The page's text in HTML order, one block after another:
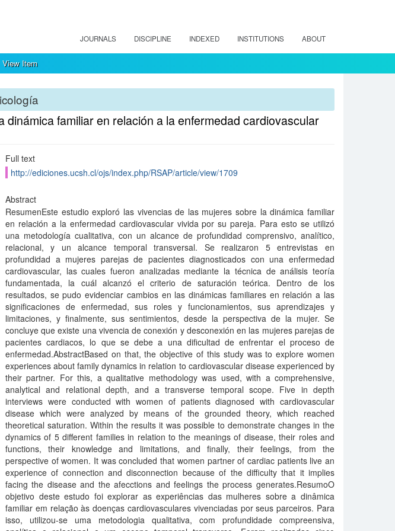
JOURNALS DISCIPLINE INDEXED INSTITUTIONS ABOUT
View Item
dinámica familiar en relación a la enfermedad cardiovascular
Full text
http://ediciones.ucsh.cl/ojs/index.php/RSAP/article/view/1709
Abstract
ResumenEste estudio exploró las vivencias de las mujeres sobre la dinámica familiar
en relación a la enfermedad cardiovascular vivida por su pareja. Para esto se utilizó
una metodología cualitativa, con un alcance de profundidad comprensivo, analítico,
relacional, y un alcance temporal transversal. Se realizaron 5 entrevistas en
profundidad a mujeres parejas de pacientes diagnosticados con una enfermedad
cardiovascular, las cuales fueron analizadas mediante la técnica de análisis teoría
fundamentada, la cuál alcanzó el criterio de saturación teórica. Dentro de los
resultados, se pudo evidenciar cambios en las dinámicas familiares en relación a las
significaciones de enfermedad, sus roles y funcionamientos, sus aprendizajes y
limitaciones, y finalmente, sus sentimientos, desde la perspectiva de la mujer. Se
concluye que existe una vivencia de conexión y desconexión en las mujeres parejas de
pacientes cardiacos, lo que se debe a una dificultad de enfrentar el proceso de
enfermedad.AbstractBased on that, the objective of this study was to explore women
experiences about family dynamics in relation to cardiovascular disease experienced by
their partner. For this, a qualitative methodology was used, with a comprehensive,
analytical and relational depth, and a transverse temporal scope. Five in depth
interviews were conducted with women of patients diagnosed with cardiovascular
disease which were analyzed by means of the grounded theory, which reached
theoretical saturation. Within the results it was possible to demonstrate changes in the
dynamics of 5 different families in relation to the meanings of disease, their roles and
functions, their knowledge and limitations, and finally, their feelings, from the
perspective of women. It was concluded that women partner of cardiac patients live an
experience of connection and disconnection because of the difficulty that it implies
facing the disease and the afecctions and feelings the process generates.ResumoO
objetivo deste estudo foi explorar as experiências das mulheres sobre a dinâmica
familiar em relação às doenças cardiovasculares vivenciadas por seus parceiros. Para
isso, utilizou-se uma metodologia qualitativa, com profundidade compreensiva,